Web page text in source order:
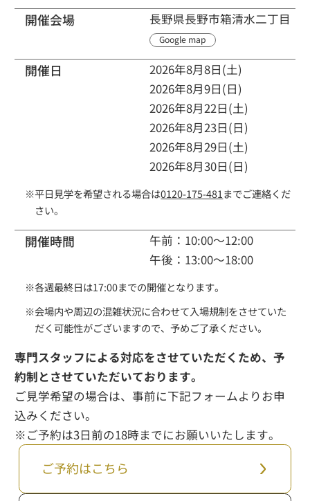
開催会場 長野県長野市箱清水二丁目
Google map
開催日
2026年8月8日(土)
2026年8月9日(日)
2026年8月22日(土)
2026年8月23日(日)
2026年8月29日(土)
2026年8月30日(日)
※平日見学を希望される場合は0120-175-481までご連絡くだ
さい。
開催時間
午前：10:00～12:00
午後：13:00～18:00
※各週最終日は17:00までの開催となります。
※会場内や周辺の混雑状況に合わせて入場規制をさせていた
だく可能性がございますので、予めご了承ください。
専門スタッフによる対応をさせていただくため、予
約制とさせていただいております。
ご見学希望の場合は、事前に下記フォームよりお申
込みください。
※ご予約は3日前の18時までにお願いいたします。
ご予約はこちら